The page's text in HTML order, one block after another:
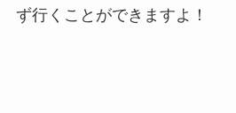
ず行くことができますよ！